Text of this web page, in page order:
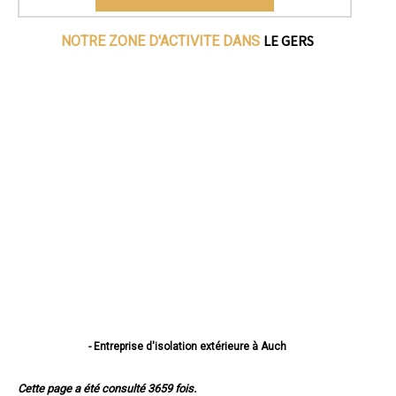
NOTRE ZONE D'ACTIVITE DANS LE GERS
- Entreprise d'isolation extérieure à Auch
Cette page a été consulté 3659 fois.